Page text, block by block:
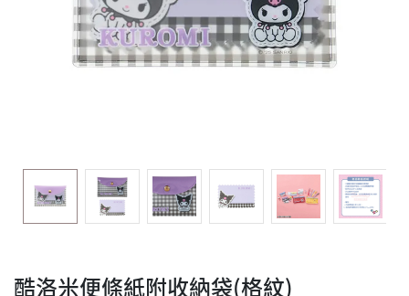
酷洛米便條紙附收納袋(格紋)